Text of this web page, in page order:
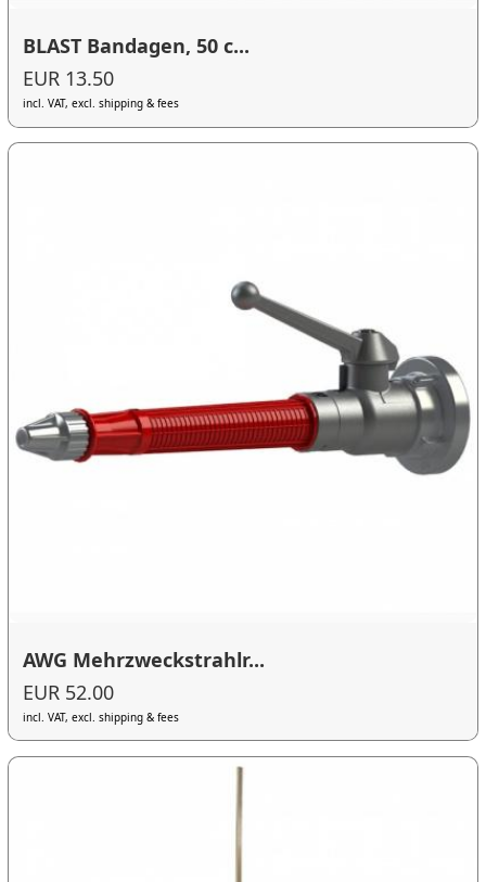
BLAST Bandagen, 50 c...
EUR 13.50
incl. VAT, excl. shipping & fees
AWG Mehrzweckstrahlr...
EUR 52.00
incl. VAT, excl. shipping & fees